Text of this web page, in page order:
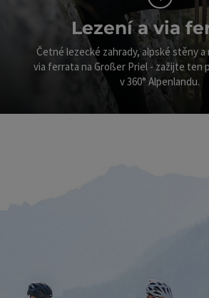
Lezení a via
Četné lezecké zahrady, alpské stěny a
via ferrata na Großer Priel - zažijte ten
v 360° Alpenlandu.